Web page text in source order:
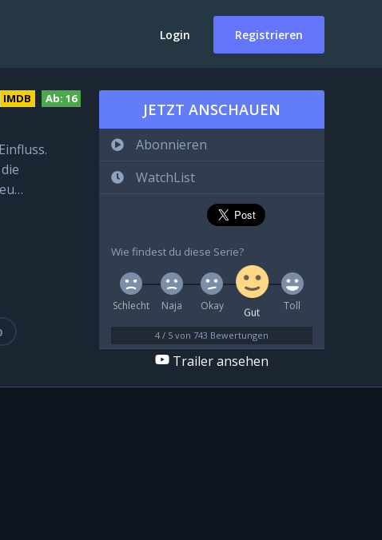
Login Registrieren
Ab: 16
IMDB
JETZT ANSCHAUEN
Abonnieren
WatchList
Wie findest du diese Serie?
Schlecht Naja Okay
Gut
Toll
4 / 5 von 743 Bewertungen
Trailer ansehen